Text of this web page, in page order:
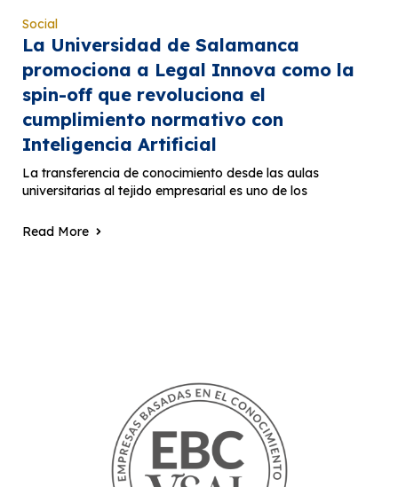
Social
La Universidad de Salamanca
promociona a Legal Innova como la
spin-off que revoluciona el
cumplimiento normativo con
Inteligencia Artificial
La transferencia de conocimiento desde las aulas
universitarias al tejido empresarial es uno de los
Read More